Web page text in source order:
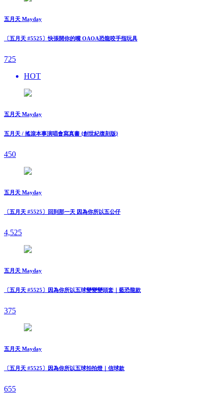
五月天 Mayday
〔五月天 #5525〕快張開你的嘴 OAOA恐龍咬手指玩具
725
HOT
五月天 Mayday
五月天 / 搖滾本事演唱會寫真書 {創世紀復刻版}
450
五月天 Mayday
〔五月天 #5525〕回到那一天 因為你所以五公仔
4,525
五月天 Mayday
〔五月天 #5525〕因為你所以五球變變變頭套｜藍恐龍款
375
五月天 Mayday
〔五月天 #5525〕因為你所以五球拍拍燈｜信球款
655